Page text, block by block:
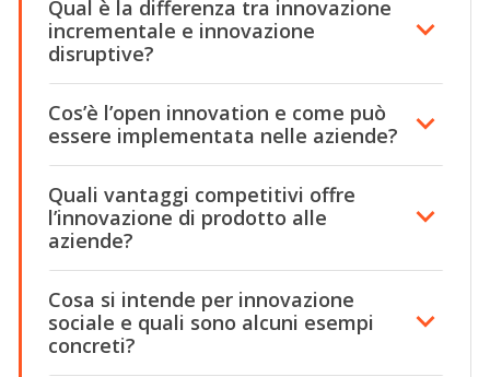
Qual è la differenza tra innovazione
incrementale e innovazione
disruptive?
Cos’è l’open innovation e come può
essere implementata nelle aziende?
Quali vantaggi competitivi offre
l’innovazione di prodotto alle
aziende?
Cosa si intende per innovazione
sociale e quali sono alcuni esempi
concreti?